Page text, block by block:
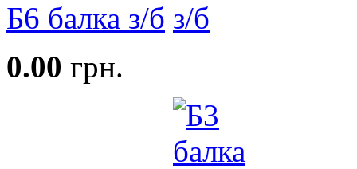
Б6 балка з/б
0.00 грн.